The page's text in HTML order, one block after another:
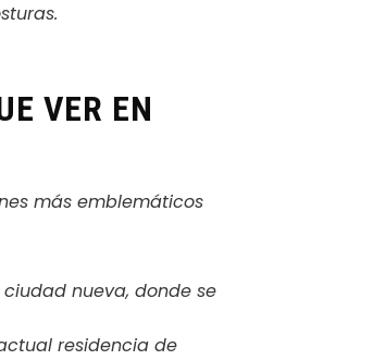
.
VER EN
más emblemáticos
nueva, donde se
residencia de